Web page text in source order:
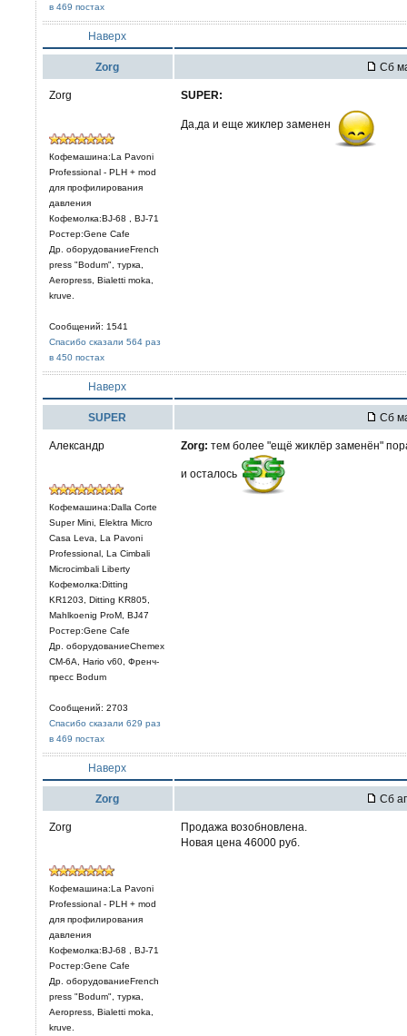
в 469 постах
Наверх
Zorg Сб
Zorg
Кофемашина:La Pavoni
Professional - PLH + mod
для профилирования
давления
Кофемолка:BJ-68 , BJ-71
Ростер:Gene Cafe
Др. оборудованиеFrench
press "Bodum", турка,
Aeropress, Bialetti moka,
kruve.
Сообщений: 1541
Спасибо сказали 564 раз
в 450 постах
SUPER:
Да,да и еще жиклер заменен
Наверх
SUPER Сб
Александр
Кофемашина:Dalla Corte
Super Mini, Elektra Micro
Casa Leva, La Pavoni
Professional, La Cimbali
Microcimbali Liberty
Кофемолка:Ditting
KR1203, Ditting KR805,
Mahlkoenig ProM, BJ47
Ростер:Gene Cafe
Др. оборудованиеChemex
CM-6A, Hario v60, Френч-
пресс Bodum
Сообщений: 2703
Спасибо сказали 629 раз
в 469 постах
Zorg: тем более "ещё жиклёр заменён"
и осталось
Наверх
Zorg Сб
Zorg
Кофемашина:La Pavoni
Professional - PLH + mod
для профилирования
давления
Кофемолка:BJ-68 , BJ-71
Ростер:Gene Cafe
Др. оборудованиеFrench
press "Bodum", турка,
Aeropress, Bialetti moka,
kruve.
Продажа возобновлена.
Новая цена 46000 руб.